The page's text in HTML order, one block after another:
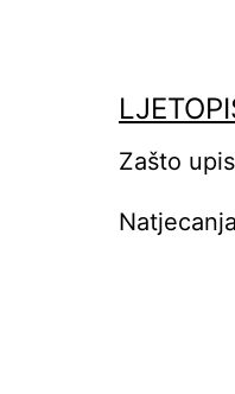
Zašto
Natjecanja